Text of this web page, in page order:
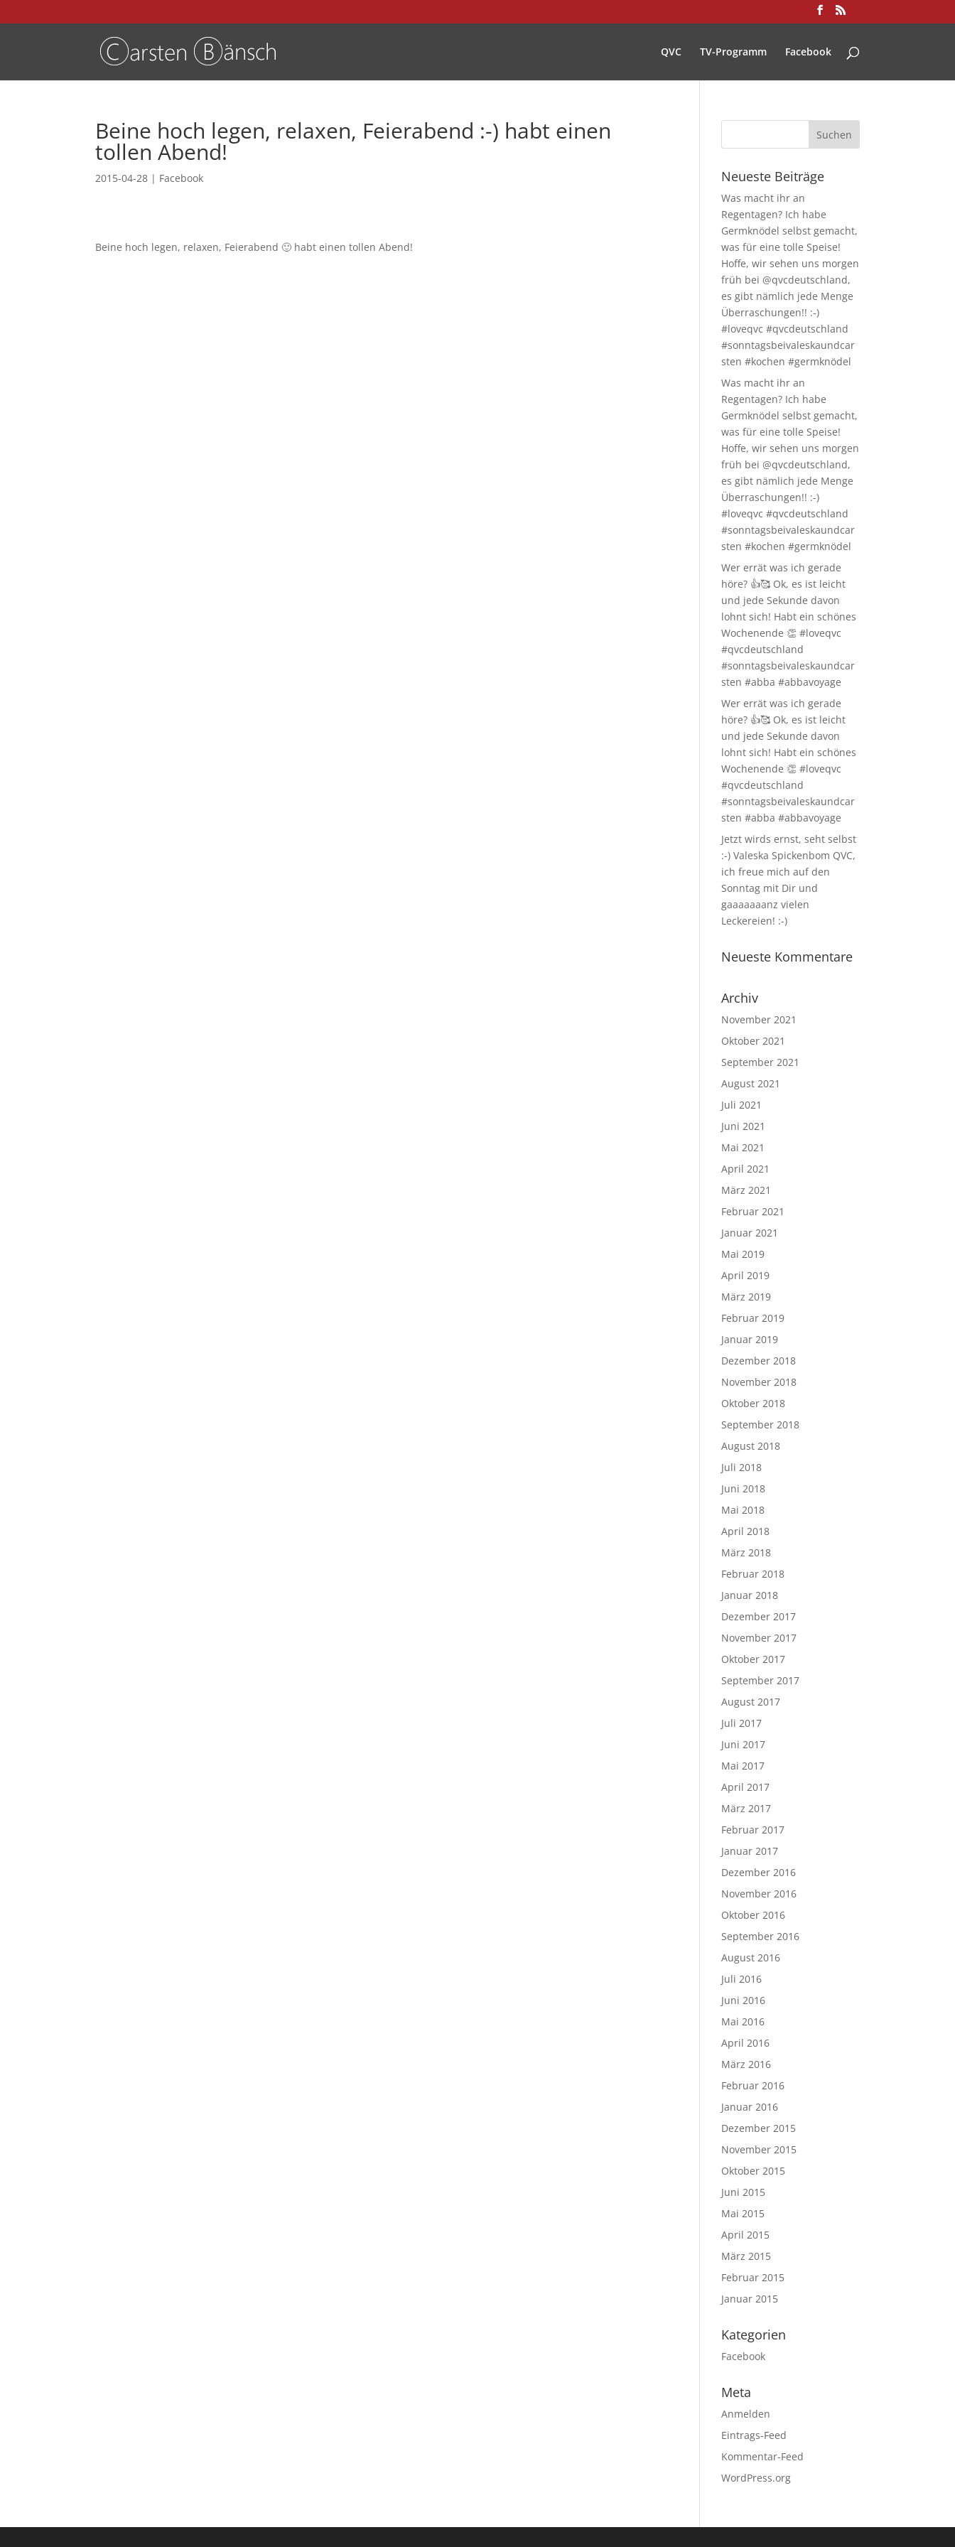
QVC TV-Programm Facebook
Beine hoch legen, relaxen, Feierabend :-) habt einen
tollen Abend!
2015-04-28 | Facebook
Beine hoch legen, relaxen, Feierabend 🙂 habt einen tollen Abend!
Neueste Beiträge
Was macht ihr an
Regentagen? Ich habe
Germknödel selbst gemacht,
was für eine tolle Speise!
Hoffe, wir sehen uns morgen
früh bei @qvcdeutschland,
es gibt nämlich jede Menge
Überraschungen!! :-)
#loveqvc #qvcdeutschland
#sonntagsbeivaleskaundcar
sten #kochen #germknödel
Was macht ihr an
Regentagen? Ich habe
Germknödel selbst gemacht,
was für eine tolle Speise!
Hoffe, wir sehen uns morgen
früh bei @qvcdeutschland,
es gibt nämlich jede Menge
Überraschungen!! :-)
#loveqvc #qvcdeutschland
#sonntagsbeivaleskaundcar
sten #kochen #germknödel
Wer errät was ich gerade
höre? 👍🥰 Ok, es ist leicht
und jede Sekunde davon
lohnt sich! Habt ein schönes
Wochenende 👏 #loveqvc
#qvcdeutschland
#sonntagsbeivaleskaundcar
sten #abba #abbavoyage
Wer errät was ich gerade
höre? 👍🥰 Ok, es ist leicht
und jede Sekunde davon
lohnt sich! Habt ein schönes
Wochenende 👏 #loveqvc
#qvcdeutschland
#sonntagsbeivaleskaundcar
sten #abba #abbavoyage
Jetzt wirds ernst, seht selbst
:-) Valeska Spickenbom QVC,
ich freue mich auf den
Sonntag mit Dir und
gaaaaaaanz vielen
Leckereien! :-)
Neueste Kommentare
Archiv
November 2021
Oktober 2021
September 2021
August 2021
Juli 2021
Juni 2021
Mai 2021
April 2021
März 2021
Februar 2021
Januar 2021
Mai 2019
April 2019
März 2019
Februar 2019
Januar 2019
Dezember 2018
November 2018
Oktober 2018
September 2018
August 2018
Juli 2018
Juni 2018
Mai 2018
April 2018
März 2018
Februar 2018
Januar 2018
Dezember 2017
November 2017
Oktober 2017
September 2017
August 2017
Juli 2017
Juni 2017
Mai 2017
April 2017
März 2017
Februar 2017
Januar 2017
Dezember 2016
November 2016
Oktober 2016
September 2016
August 2016
Juli 2016
Juni 2016
Mai 2016
April 2016
März 2016
Februar 2016
Januar 2016
Dezember 2015
November 2015
Oktober 2015
Juni 2015
Mai 2015
April 2015
März 2015
Februar 2015
Januar 2015
Kategorien
Facebook
Meta
Anmelden
Eintrags-Feed
Kommentar-Feed
WordPress.org